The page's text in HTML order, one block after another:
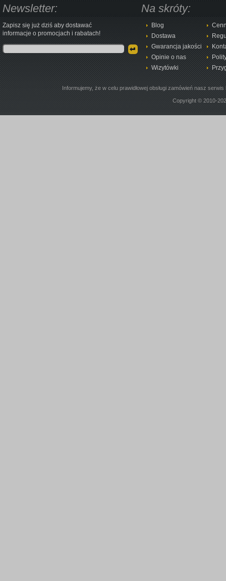
Newsletter:
Zapisz się już dziś aby dostawać
informacje o promocjach i rabatach!
Na skróty:
Blog
Dostawa
Gwarancja jakości
Opinie o nas
Wizytówki
Informujemy, że w celu prawidłowej obsługi zamówień nasz
Copyright © 2010-